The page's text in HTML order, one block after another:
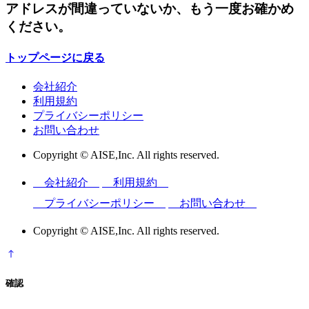
アドレスが間違っていないか、もう一度お確かめ
ください。
トップページに戻る
会社紹介
利用規約
プライバシーポリシー
お問い合わせ
Copyright © AISE,Inc. All rights reserved.
会社紹介
利用規約
プライバシーポリシー
お問い合わせ
Copyright © AISE,Inc. All rights reserved.
確認